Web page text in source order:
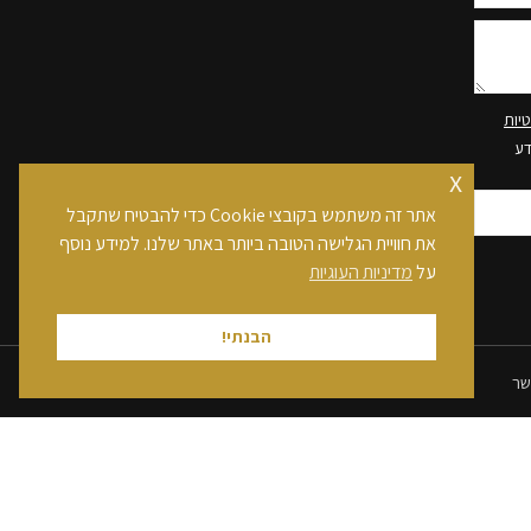
אתר זה משתמש בקובצי Cookie כדי להבטיח שתקבל
את חוויית הגלישה הטובה ביותר באתר שלנו. למידע נוסף
עלמדיניות העוגיות
הבנתי!
x